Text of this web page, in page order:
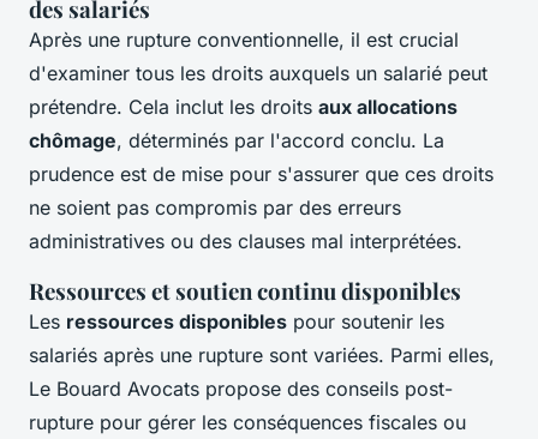
des salariés
Après une rupture conventionnelle, il est crucial
d'examiner tous les droits auxquels un salarié peut
prétendre. Cela inclut les droits aux allocations
chômage, déterminés par l'accord conclu. La
prudence est de mise pour s'assurer que ces droits
ne soient pas compromis par des erreurs
administratives ou des clauses mal interprétées.
Ressources et soutien continu disponibles
Les ressources disponibles pour soutenir les
salariés après une rupture sont variées. Parmi elles,
Le Bouard Avocats propose des conseils post-
rupture pour gérer les conséquences fiscales ou